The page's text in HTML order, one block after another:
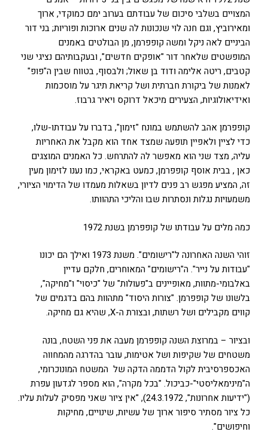
המצויים בשלבי סיכום של עבודתם בערוב ימם כמוקדי, ארוך
ומאירוביץ, וגם חנה לוי שנכונות לה שנים ארוכות ופוריות; בני דור
הביניים לאה ניקל ומשה קופפרמן, מן הבולטים באמנים
המופשטים שלאחר דור "אופקים חדשים", ובעקבותיהם נציגי שני
קטבים, ריטה אלימה ודוד בן שאול; ולבסוף, בטווח שבין ה"פופ"
לאמנות של ביקורת חברתית ושל קריאת תיגר על מוסכמות
ואידיאולוגיות, הצעירים מיכאל דרוקס ויאיר גרבוז.
קופפרמן אהב להשתמש במונח "זימון", בדברו על עבודתו-שלו,
כדי לציין ולאפיין תופעה שמצד אחד הוא מקבל את האחריות
עליה, מצד שני הוא מאפשר לה להתרחש. כל האמנים המוצגים
כאן , בבית אוסף קופפרמן, כמעט באקראי, כמו נענו לזימון מעין
זה, המציע מפגש רב פנים לדיון בשאלות מעמדו של הדימוי הציורי,
משמעויות נגלות ונסתרות שבו והליכי התהוותו.
כמה מלים על עבודתו של קופפרמן בשנת 1972
זוהי השנה האחרונה ל"רישומים". משנת 1973 ואילך הם יכונו
"עבודות על נייר". ה"רישומים" המאוחרים, חלקם עדיין
באלבומי-מתוות, מאופיינים ב"פעולות" של "כיסוי" ו"מחיקה",
בלשונו של קופפרמן. "צורות היסוד" מתהוות בהם בדגמים של
קווים מקבילים ושל רשתות, ובצורת ה-X, שהיא גם מחיקה.
ובציור – במרוצת השנה קופפרמן מעבה את פני השטח, בונה
משטחים של שקיפות ושל אטימות, עובר בהדרגה מהמחווה
האכספרסיבית לקול הדממה הדקה של המשטח המונוכרומי,
ה"מינימאליסטי"-כביכול. "בכל מקרה", הוא מספר לגדעון עפרת
("ידיעות אחרונות", 24.3.1972), "אין ציור שאני מפסיק לעלות עליו.
כל ציור מסתיר סיפור ארוך של עשיות, שינויים, מחיקות
וחיפושים".